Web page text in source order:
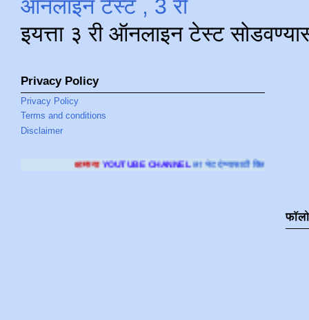
ऑनलाइन टेस्ट , 3 री
इयत्ता ३ री ऑनलाइन टेस्ट
Privacy Policy
Privacy Policy
Terms and conditions
Disclaimer
YOUTUBE CHANNELला भेट देण्यासाठी क्लिक करा.